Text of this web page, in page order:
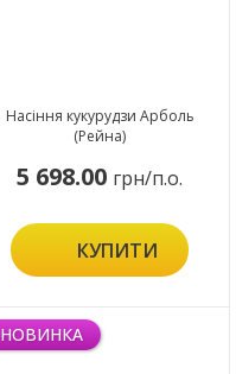
Насіння кукурудзи Арболь
(Рейна)
5 698.00 грн/п.о.
КУПИТИ
НОВИНКА